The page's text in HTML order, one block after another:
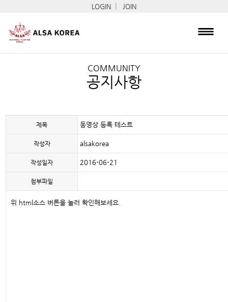
LOGIN JOIN
COMMUNITY
공지사항
제목 동영상 등록 테스트
작성자 alsakorea
작성일자 2016-06-21
첨부파일
위 html소스 버튼을 눌러 확인해보세요.